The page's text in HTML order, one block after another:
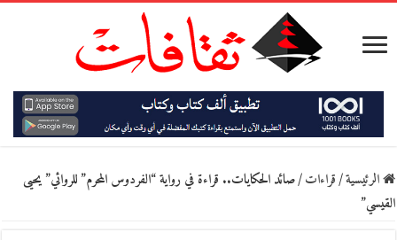
الرئيسية/قراءات/صائد الحكايات.. قراءة في رواية “الفردوس المحرم” للروائي” يحيى
القيسي”